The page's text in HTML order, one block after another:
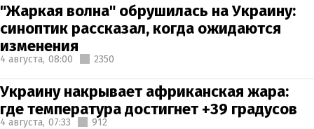
"Жаркая волна" обрушилась на Украину:
синоптик рассказал, когда ожидаются
изменения
4 августа, 08:00 2350
Украину накрывает африканская жара:
где температура достигнет +39 градусов
4 августа, 07:33 912